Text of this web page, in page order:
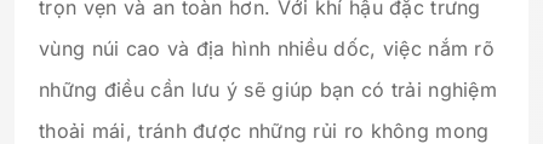
trọn vẹn và an toàn hơn. Với khí hậu đặc trưng
vùng núi cao và địa hình nhiều dốc, việc nắm rõ
những điều cần lưu ý sẽ giúp bạn có trải nghiệm
thoải mái, tránh được những rủi ro không mong